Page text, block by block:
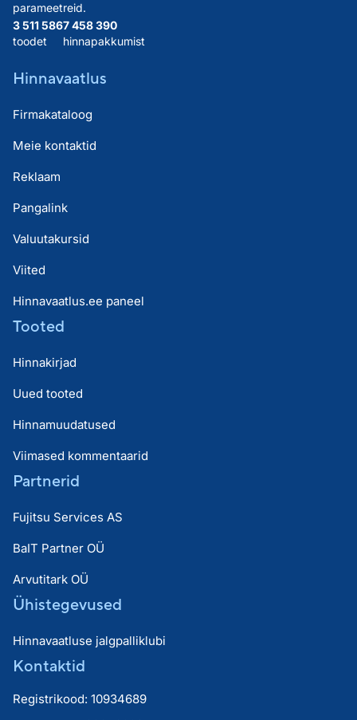
parameetreid.
3 511 586
toodet
7 458 390
hinnapakkumist
Hinnavaatlus
Firmakataloog
Meie kontaktid
Reklaam
Pangalink
Valuutakursid
Viited
Hinnavaatlus.ee paneel
Tooted
Hinnakirjad
Uued tooted
Hinnamuudatused
Viimased kommentaarid
Partnerid
Fujitsu Services AS
BaIT Partner OÜ
Arvutitark OÜ
Ühistegevused
Hinnavaatluse jalgpalliklubi
Kontaktid
Registrikood: 10934689